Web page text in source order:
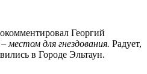
Георгий
местом для гнездования. Радует,
в Городе Эльтаун.